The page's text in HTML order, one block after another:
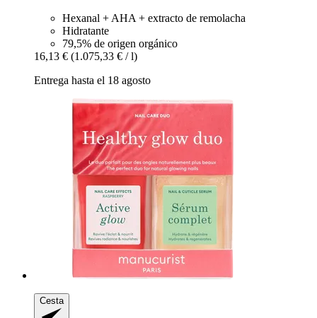
Hexanal + AHA + extracto de remolacha
Hidratante
79,5% de origen orgánico
16,13 € (1.075,33 € / l)
Entrega hasta el 18 agosto
Cesta